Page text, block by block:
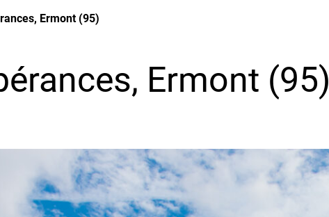
Ermont (95)
Ermont (95)